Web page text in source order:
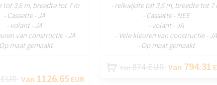
tot 3,6 m, breedte tot 7 m
- Cassette - JA
- volant - JA
van constructie - JA
maat gemaakt
Van 1126.65 EUR
- reikwijdte tot 3,6 m, breedte tot 7
- Cassette - NEE
- volant - JA
- Vele kleuren van constructie - JA
- Op maat gemaakt
Van874 EUR Van 794.31